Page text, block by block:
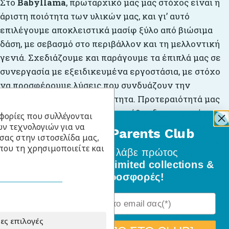
Στο Babyllama, πρωταρχικό μας μας στόχος είναι η
άριστη ποιότητα των υλικών μας, και γι’ αυτό
επιλέγουμε αποκλειστικά μασίφ ξύλο από βιώσιμα
δάση, με σεβασμό στο περιβάλλον και τη μελλοντική
γενιά. Σχεδιάζουμε και παράγουμε τα έπιπλά μας σε
συνεργασία με εξειδικευμένα εργοστάσια, με στόχο
να προσφέρουμε λύσεις που συνδυάζουν την
αισθητική με την πρακτικότητα. Προτεραιότητά μας
είναι πάντα ο πελάτης και με πάθος δημιουργούμε
λειτουργικά και καλοσχεδιασμένα έπιπλα, ικανά να
καλύψουν κάθε ανάγκη της σύγχρονης οικογένειας.
Επενδύουμε σε ποιότητα και αντοχή, ώστε τα
προϊόντα μας να συνοδεύουν το παιδί σας για πάρα,
πάρα πολλά χρόνια.
που συλλέγονται
τεχνολογιών για να
στην ιστοσελίδα μας,
τη χρησιμοποιείτε και
επιλογές
BabyLlama Parents Club
Γίνε μέλοςκαι λάβε πρώτος
όλα τα νέα σχέδια, limited collections &
ειδικές προσφορές!